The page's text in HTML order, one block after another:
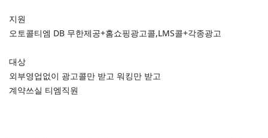
지원
오토콜티엠 DB 무한제공+홈쇼핑광고콜,LMS콜+각종광고
대상
외부영업없이 광고콜만 받고 워킹만 받고
계약쓰실 티엠직원